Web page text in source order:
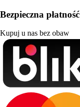
Bezpieczna płatność
Kupuj u nas bez obaw